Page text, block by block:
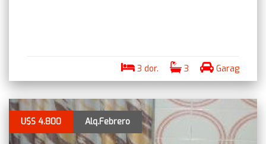
3 dor. 3 Garag
U$S 4.800 Alq.Febrero